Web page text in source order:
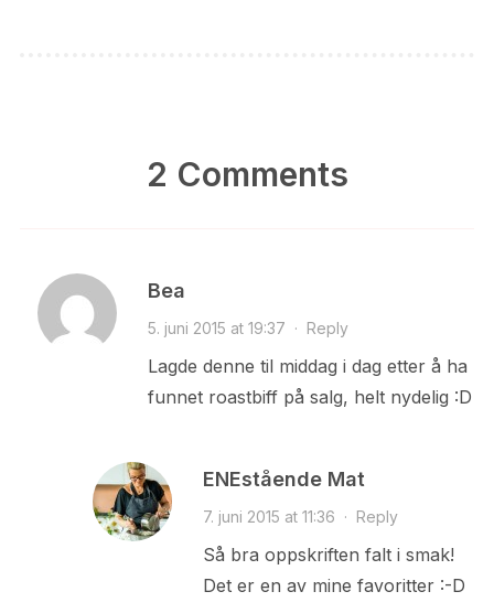
2 Comments
Bea
5. juni 2015 at 19:37 · Reply
Lagde denne til middag i dag etter å ha
funnet roastbiff på salg, helt nydelig :D
ENEstående Mat
7. juni 2015 at 11:36 · Reply
Så bra oppskriften falt i smak!
Det er en av mine favoritter :-D